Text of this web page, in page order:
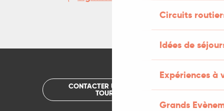
Circuits
Idées de
Expériences à
Grands
CONTACTER UN OFFICE DE
TOURISME